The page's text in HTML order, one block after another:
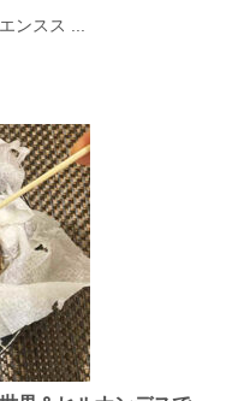
ンスス ...